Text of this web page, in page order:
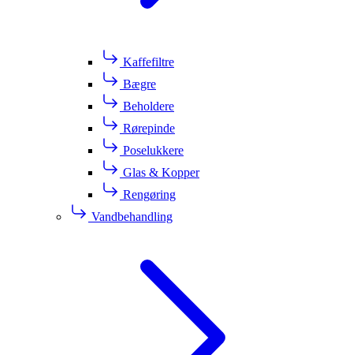
Kaffefiltre
Bægre
Beholdere
Rørepinde
Poselukkere
Glas & Kopper
Rengøring
Vandbehandling